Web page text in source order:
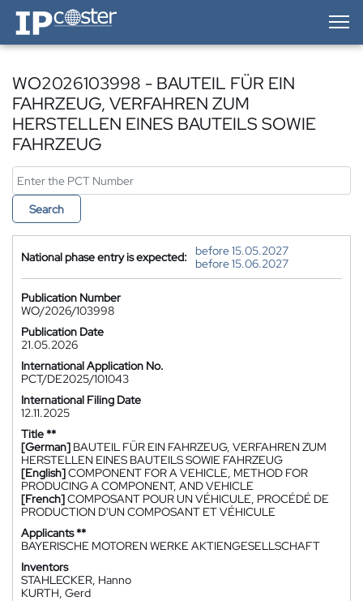
IP-Coster — Home
WO2026103998 - BAUTEIL FÜR EIN
FAHRZEUG, VERFAHREN ZUM
HERSTELLEN EINES BAUTEILS SOWIE
FAHRZEUG
Search
National phase entry is expected:
before 15.05.2027
before 15.06.2027
Publication Number
WO/2026/103998
Publication Date
21.05.2026
International Application No.
PCT/DE2025/101043
International Filing Date
12.11.2025
Title **
[German] BAUTEIL FÜR EIN FAHRZEUG, VERFAHREN ZUM
HERSTELLEN EINES BAUTEILS SOWIE FAHRZEUG
[English]COMPONENT FOR A VEHICLE, METHOD FOR
PRODUCING A COMPONENT, AND VEHICLE
[French]COMPOSANT POUR UN VÉHICULE, PROCÉDÉ DE
PRODUCTION D'UN COMPOSANT ET VÉHICULE
Applicants **
BAYERISCHE MOTOREN WERKE AKTIENGESELLSCHAFT
Inventors
STAHLECKER, Hanno
KURTH, Gerd